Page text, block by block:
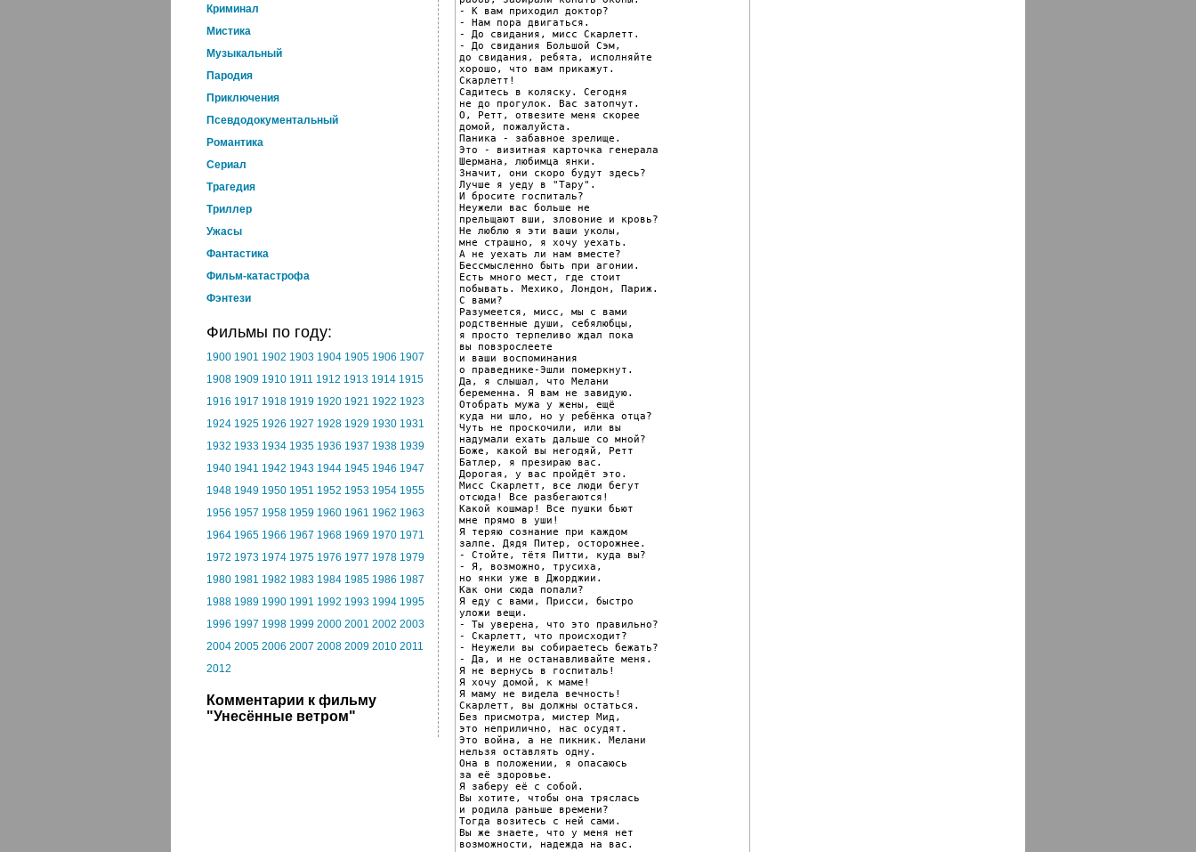
Криминал
Мистика
Музыкальный
Пародия
Приключения
Псевдодокументальный
Романтика
Cериал
Трагедия
Триллер
Ужасы
Фантастика
Фильм-катастрофа
Фэнтези
Фильмы по году:
1900 1901 1902 1903 1904 1905 1906 1907
1908 1909 1910 1911 1912 1913 1914 1915
1916 1917 1918 1919 1920 1921 1922 1923
1924 1925 1926 1927 1928 1929 1930 1931
1932 1933 1934 1935 1936 1937 1938 1939
1940 1941 1942 1943 1944 1945 1946 1947
1948 1949 1950 1951 1952 1953 1954 1955
1956 1957 1958 1959 1960 1961 1962 1963
1964 1965 1966 1967 1968 1969 1970 1971
1972 1973 1974 1975 1976 1977 1978 1979
1980 1981 1982 1983 1984 1985 1986 1987
1988 1989 1990 1991 1992 1993 1994 1995
1996 1997 1998 1999 2000 2001 2002 2003
2004 2005 2006 2007 2008 2009 2010 2011
2012
Комментарии к фильму
"Унесённые ветром"
- К вам приходил доктор?
- Нам пора двигаться.
- До свидания, мисс Скарлетт.
- До свидания Большой Сэм,
до свидания, ребята, исполняйте
хорошо, что вам прикажут.
Скарлетт!
Садитесь в коляску. Сегодня
не до прогулок. Вас затопчут.
О, Ретт, отвезите меня скорее
домой, пожалуйста.
Паника - забавное зрелище.
Это - визитная карточка генерала
Шермана, любимца янки.
Значит, они скоро будут здесь?
Лучше я уеду в "Тару".
И бросите госпиталь?
Неужели вас больше не
прельщают вши, зловоние и кровь?
Не люблю я эти ваши уколы,
мне страшно, я хочу уехать.
А не уехать ли нам вместе?
Бессмысленно быть при агонии.
Есть много мест, где стоит
побывать. Мехико, Лондон, Париж.
С вами?
Разумеется, мисс, мы с вами
родственные души, себялюбцы,
я просто терпеливо ждал пока
вы повзрослеете
и ваши воспоминания
о праведнике-Эшли померкнут.
Да, я слышал, что Мелани
беременна. Я вам не завидую.
Отобрать мужа у жены, ещё
куда ни шло, но у ребёнка отца?
Чуть не проскочили, или вы
надумали ехать дальше со мной?
Боже, какой вы негодяй, Ретт
Батлер, я презираю вас.
Дорогая, у вас пройдёт это.
Мисс Скарлетт, все люди бегут
отсюда! Все разбегаются!
Какой кошмар! Все пушки бьют
мне прямо в уши!
Я теряю сознание при каждом
залпе. Дядя Питер, осторожнее.
- Стойте, тётя Питти, куда вы?
- Я, возможно, трусиха,
но янки уже в Джорджии.
Как они сюда попали?
Я еду с вами, Присси, быстро
уложи вещи.
- Ты уверена, что это правильно?
- Скарлетт, что происходит?
- Неужели вы собираетесь бежать?
- Да, и не останавливайте меня.
Я не вернусь в госпиталь!
Я хочу домой, к маме!
Я маму не видела вечность!
Скарлетт, вы должны остаться.
Без присмотра, мистер Мид,
это неприлично, нас осудят.
Это война, а не пикник. Мелани
нельзя оставлять одну.
Она в положении, я опасаюсь
за её здоровье.
Я заберу её с собой.
Вы хотите, чтобы она тряслась
и родила раньше времени?
Тогда возитесь с ней сами.
Вы же знаете, что у меня нет
возможности, надежда на вас.